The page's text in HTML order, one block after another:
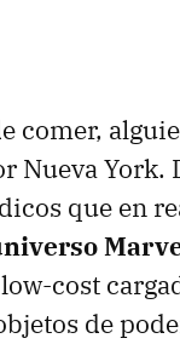
comer,
Nueva York.
que en
cost
de